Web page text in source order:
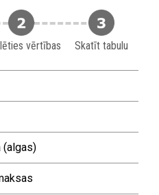
vērtības Skatīt tabulu
(algas)